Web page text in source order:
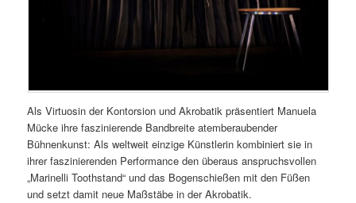
Als Virtuosin der Kontorsion und Akrobatik präsentiert Manuela
Mücke ihre faszinierende Bandbreite atemberaubender
Bühnenkunst: Als weltweit einzige Künstlerin kombiniert sie in
ihrer faszinierenden Performance den überaus anspruchsvollen
„Marinelli Toothstand“ und das Bogenschießen mit den Füßen
und setzt damit neue Maßstäbe in der Akrobatik.